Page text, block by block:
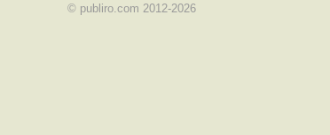
© publiro.com 2012-2026